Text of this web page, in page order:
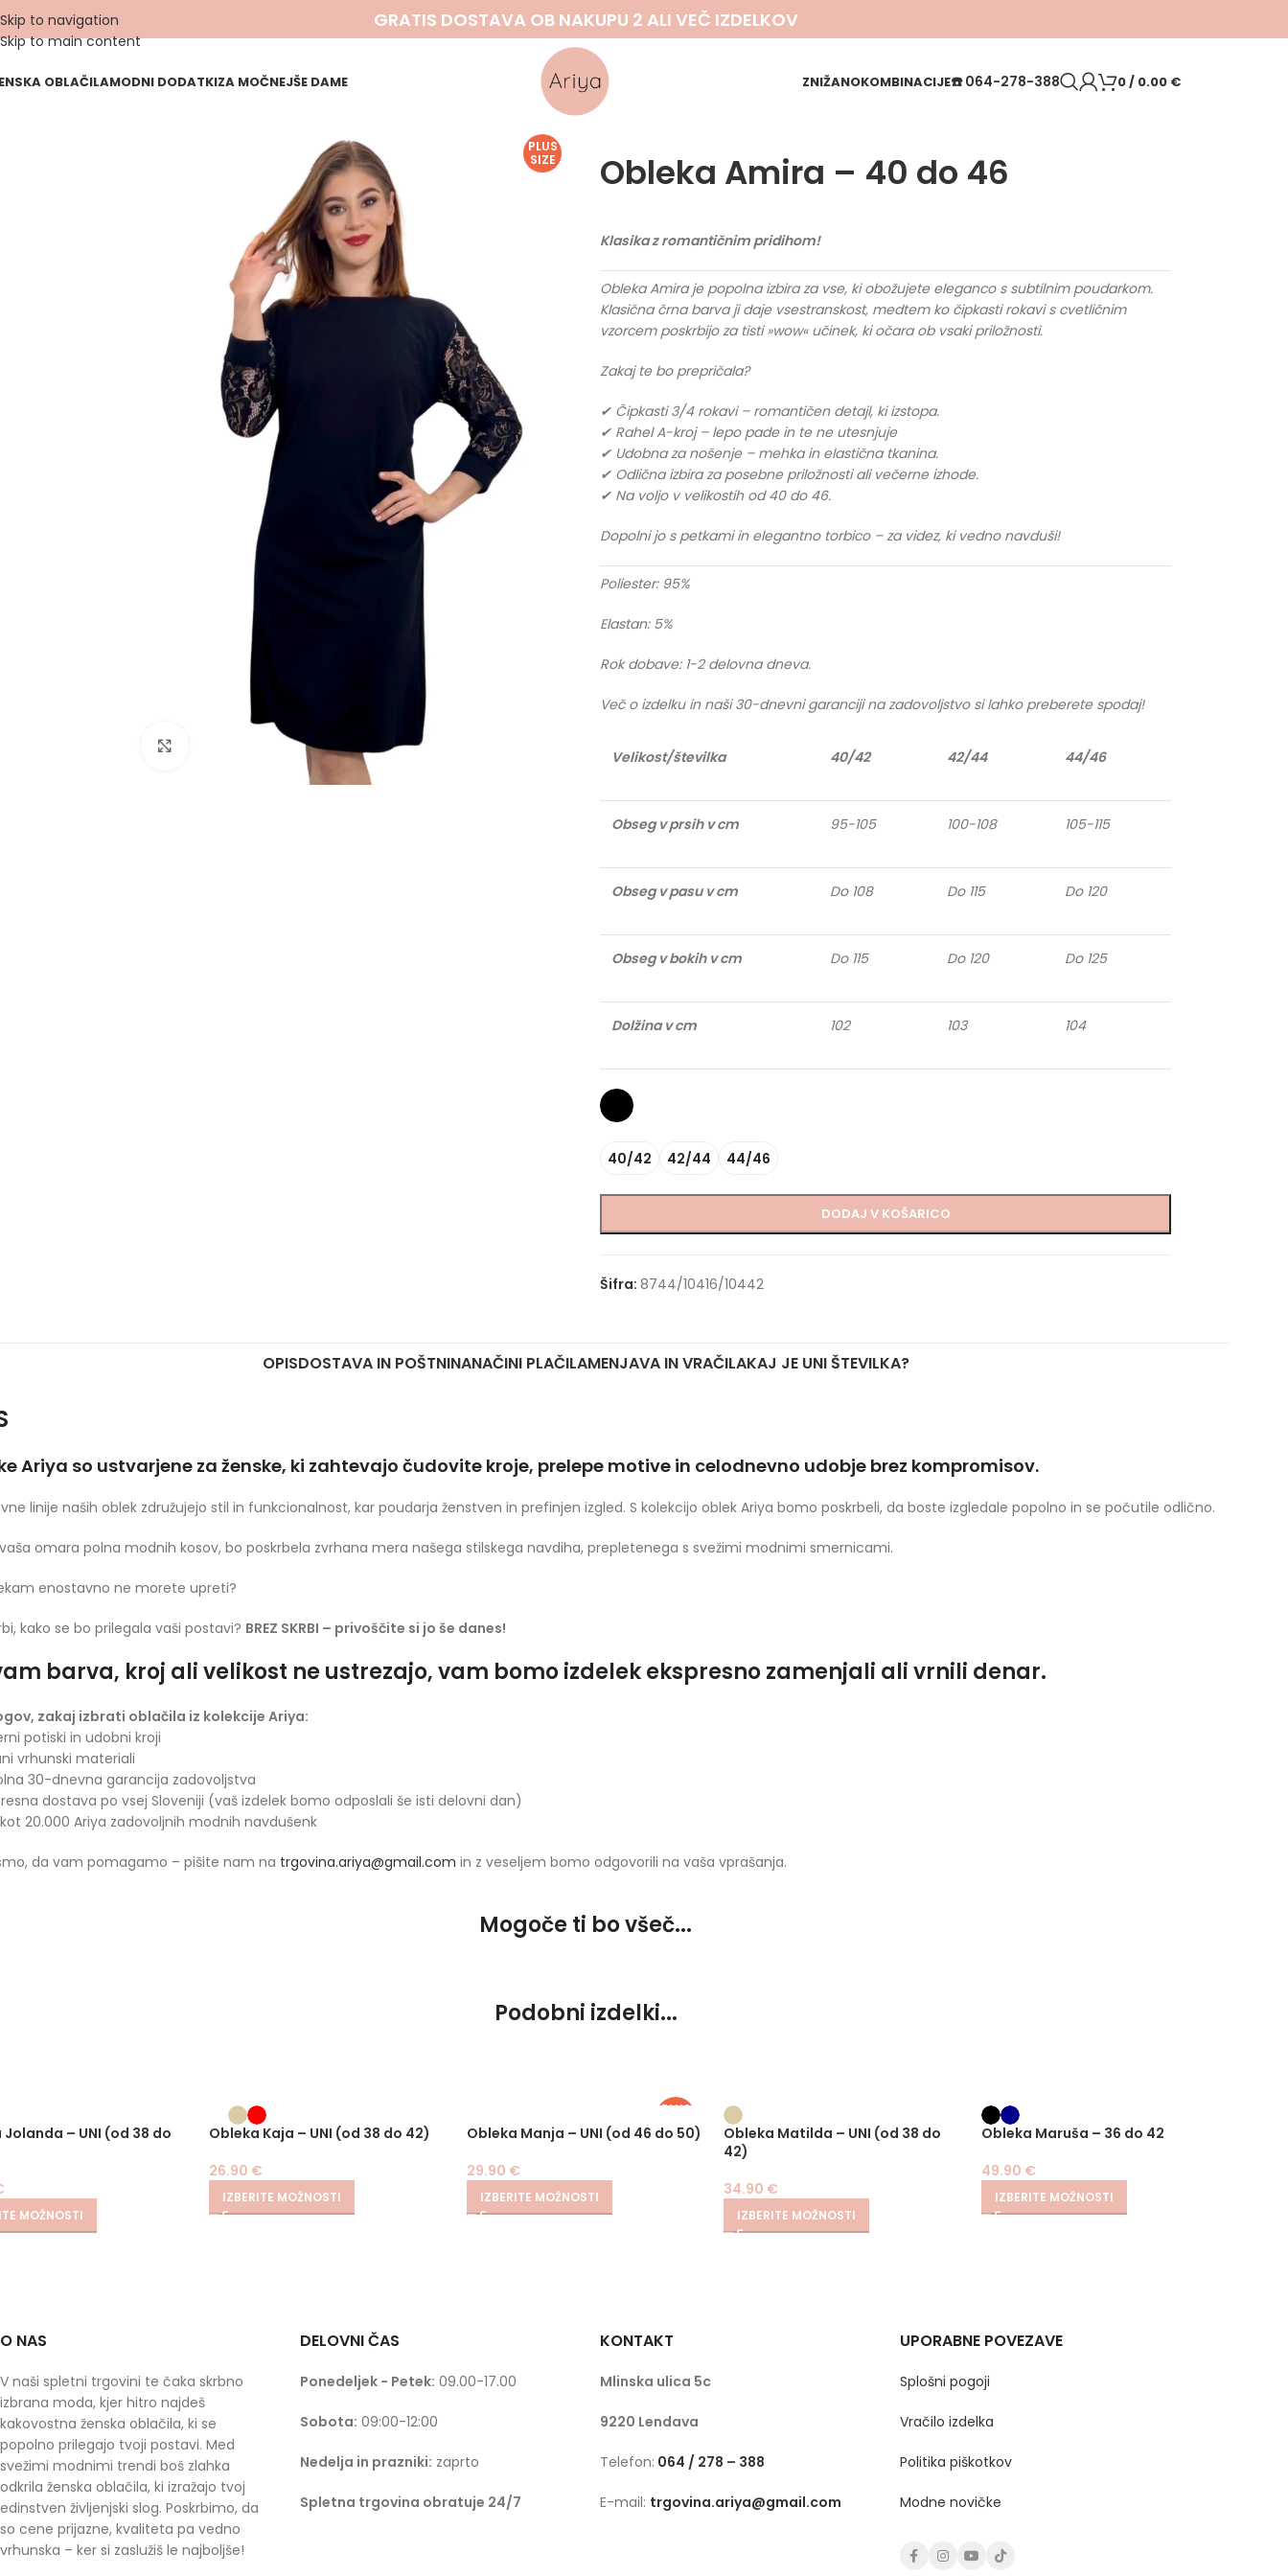
Skip to navigation
Skip to main content
GRATIS DOSTAVA OB NAKUPU 2 ALI VEČ IZDELKOV
OBLAČILAMODNI DODATKIZA MOČNEJŠE DAME ZNIŽANOKOMBINACIJE☎️064-278-388 0/ 0.00 €
PLUS
SIZE
Obleka Amira – 40 do 46
Klasika z romantičnim pridihom!
Obleka Amira je popolna izbira za vse, ki obožujete eleganco s subtilnim poudarkom.
Klasična črna barva ji daje vsestranskost, medtem ko čipkasti rokavi s cvetličnim
vzorcem poskrbijo za tisti »wow« učinek, ki očara ob vsaki priložnosti.
Zakaj te bo prepričala?
✔ Čipkasti 3/4 rokavi – romantičen detajl, ki izstopa.
✔ Rahel A-kroj – lepo pade in te ne utesnjuje
✔ Udobna za nošenje – mehka in elastična tkanina.
✔ Odlična izbira za posebne priložnosti ali večerne izhode.
✔ Na voljo v velikostih od 40 do 46.
Dopolni jo s petkami in elegantno torbico – za videz, ki vedno navduši!
Poliester: 95%
Elastan: 5%
Rok dobave: 1-2 delovna dneva.
Več o izdelku in naši 30-dnevni garanciji na zadovoljstvo si lahko preberete spodaj!
Velikost/številka 40/42 42/44 44/46
Obseg v prsih v cm 95-105 100-108 105-115
Obseg v pasu v cm Do 108 Do 115 Do 120
Obseg v bokih v cm Do 115 Do 120 Do 125
Dolžina v cm 102 103 104
40/42 42/44 44/46
DODAJ V KOŠARICO
Šifra: 8744/10416/10442
OPISDOSTAVA IN POŠTNINANAČINI PLAČILAMENJAVA IN VRAČILAKAJ JE UNI ŠTEVILKA?
Ariya so ustvarjene za ženske, ki zahtevajo čudovite kroje, prelepe motive in celodnevno udobje brez kompromisov.
linije naših oblek združujejo stil in funkcionalnost, kar poudarja ženstven in prefinjen izgled. S kolekcijo oblek Ariya bomo poskrbeli, da boste izgledale popolno in se počutile odlično.
omara polna modnih kosov, bo poskrbela zvrhana mera našega stilskega navdiha, prepletenega s svežimi modnimi smernicami.
enostavno ne morete upreti?
kako se bo prilegala vaši postavi? BREZ SKRBI – privoščite si jo še danes!
barva, kroj ali velikost ne ustrezajo, vam bomo izdelek ekspresno zamenjali ali vrnili denar.
zakaj izbrati oblačila iz kolekcije Ariya:
potiski in udobni kroji
vrhunski materiali
30-dnevna garancija zadovoljstva
dostava po vsej Sloveniji (vaš izdelek bomo odposlali še isti delovni dan)
20.000 Ariya zadovoljnih modnih navdušenk
da vam pomagamo – pišite nam na trgovina.ariya@gmail.com in z veseljem bomo odgovorili na vaša vprašanja.
Mogoče ti bo všeč...
Podobni izdelki...
– UNI (od 38 do
MOŽNOSTI
Obleka Kaja – UNI (od 38 do 42)
26.90 €
IZBERITE MOŽNOSTI
PLUS
Obleka Manja – UNI (od 46 do 50)
29.90 €
IZBERITE MOŽNOSTI
Obleka Matilda – UNI (od 38 do
42)
34.90 €
IZBERITE MOŽNOSTI
Obleka Maruša – 36 do 42
49.90 €
IZBERITE MOŽNOSTI
O NAS
V naši spletni trgovini te čaka skrbno
izbrana moda, kjer hitro najdeš
kakovostna ženska oblačila, ki se
popolno prilegajo tvoji postavi. Med
svežimi modnimi trendi boš zlahka
odkrila ženska oblačila, ki izražajo tvoj
edinstven življenjski slog. Poskrbimo, da
so cene prijazne, kvaliteta pa vedno
vrhunska – ker si zaslužiš le najboljše!
DELOVNI ČAS
Ponedeljek - Petek: 09.00-17.00
Sobota: 09:00-12:00
Nedelja in prazniki: zaprto
Spletna trgovina obratuje 24/7
KONTAKT
Mlinska ulica 5c
9220 Lendava
Telefon: 064 / 278 – 388
E-mail: trgovina.ariya@gmail.com
UPORABNE POVEZAVE
Splošni pogoji
Vračilo izdelka
Politika piškotkov
Modne novičke